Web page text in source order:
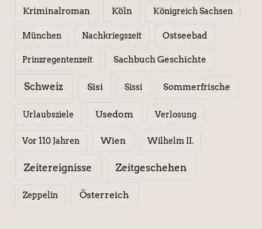
Kriminalroman Köln Königreich Sachsen
München Nachkriegszeit Ostseebad
Prinzregentenzeit Sachbuch Geschichte
Schweiz Sisi Sissi Sommerfrische
Urlaubsziele Usedom Verlosung
Vor 110 Jahren Wien Wilhelm II.
Zeitereignisse Zeitgeschehen
Zeppelin Österreich